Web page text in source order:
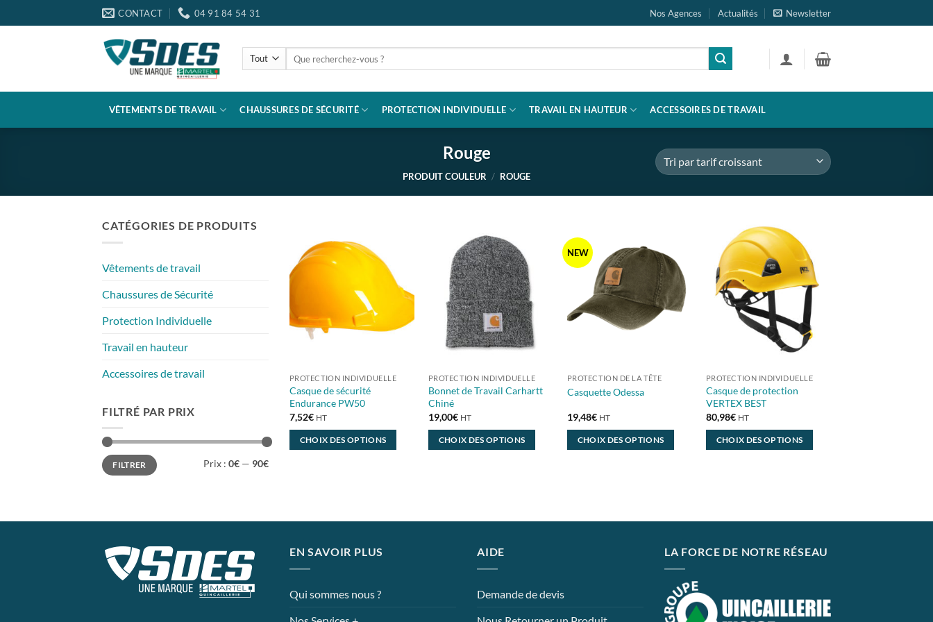
au
CONTACT 04 91 84 54 31 Nos Agences Actualités Newsletter
pour :
VÊTEMENTS DE TRAVAIL CHAUSSURES DE SÉCURITÉ PROTECTION INDIVIDUELLE TRAVAIL EN HAUTEUR ACCESSOIRES DE TRAVAIL
Rouge
PRODUIT COULEUR / ROUGE
CATÉGORIES DE PRODUITS
Vêtements de travail
Chaussures de Sécurité
Protection Individuelle
Travail en hauteur
Accessoires de travail
FILTRÉ PAR PRIX
Prix
min
Prix
maxFILTRER Prix : 0€ — 90€
PROTECTION INDIVIDUELLE
Casque de sécurité
Endurance PW50
7,52€ HT
CHOIX DES OPTIONS
variations.
options
peuvent
choisies
sur
PROTECTION INDIVIDUELLE
Bonnet de Travail Carhartt
Chiné
19,00€ HT
CHOIX DES OPTIONS
variations.
NEW
PROTECTION DE LA TÊTE
Casquette Odessa
19,48€ HT
CHOIX DES OPTIONS
variations.
sur
PROTECTION INDIVIDUELLE
Casque de protection
VERTEX BEST
80,98€ HT
CHOIX DES OPTIONS
variations.
options
choisies
sur
EN SAVOIR PLUS
Qui sommes nous ?
AIDE
Demande de devis
LA FORCE DE NOTRE RÉSEAU